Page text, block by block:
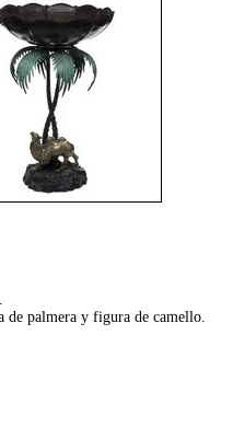
de palmera y figura de camello.